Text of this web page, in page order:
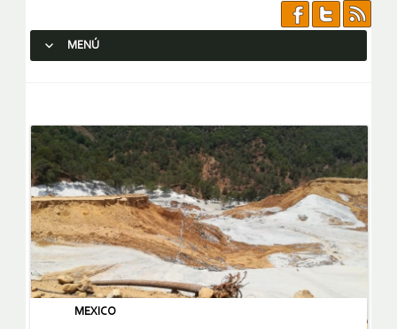
MENÚ
MEXICO